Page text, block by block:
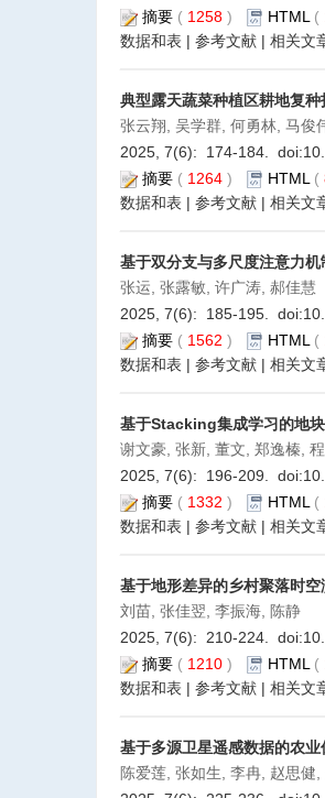
摘要 ( 1258 ) HTML (
数据和表 | 参考文献 | 相关文
典型露天蔬菜种植区耕地复
张云翔, 吴学群, 何勇林, 马俊
2025, 7(6): 174-184. doi:
摘要 ( 1264 ) HTML (
数据和表 | 参考文献 | 相关文
基于双分支与多尺度注意力
张运, 张露敏, 许广涛, 郝佳慧
2025, 7(6): 185-195. doi:
摘要 ( 1562 ) HTML (
数据和表 | 参考文献 | 相关文
基于Stacking集成学习的地
谢文豪, 张新, 董文, 郑逸榛,
2025, 7(6): 196-209. doi:
摘要 ( 1332 ) HTML (
数据和表 | 参考文献 | 相关文
基于地形差异的乡村聚落时
刘苗, 张佳翌, 李振海, 陈静
2025, 7(6): 210-224. doi:
摘要 ( 1210 ) HTML (
数据和表 | 参考文献 | 相关文
基于多源卫星遥感数据的农
陈爱莲, 张如生, 李冉, 赵思健